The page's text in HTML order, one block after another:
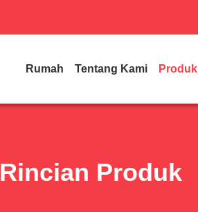
Rumah Tentang Kami Produk
Rincian Produk